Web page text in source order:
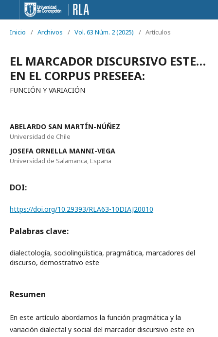
Inicio / Archivos / Vol. 63 Núm. 2 (2025) / Artículos
EL MARCADOR DISCURSIVO ESTE…
EN EL CORPUS PRESEEA:
FUNCIÓN Y VARIACIÓN
ABELARDO SAN MARTÍN-NÚÑEZ
Universidad de Chile
JOSEFA ORNELLA MANNI-VEGA
Universidad de Salamanca, España
DOI:
https://doi.org/10.29393/RLA63-10DIAJ20010
Palabras clave:
dialectología, sociolingüística, pragmática, marcadores del
discurso, demostrativo este
Resumen
En este artículo abordamos la función pragmática y la
variación dialectal y social del marcador discursivo este en